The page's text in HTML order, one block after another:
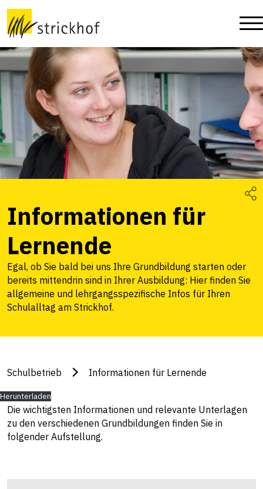
Informationen für
Lernende
Egal, ob Sie bald bei uns Ihre Grundbildung starten oder
bereits mittendrin sind in Ihrer Ausbildung: Hier finden Sie
allgemeine und lehrgangsspezifische Infos für Ihren
Schulalltag am Strickhof.
Schulbetrieb Informationen für Lernende
Herunterladen
Die wichtigsten Informationen und relevante Unterlagen
zu den verschiedenen Grundbildungen finden Sie in
folgender Aufstellung.